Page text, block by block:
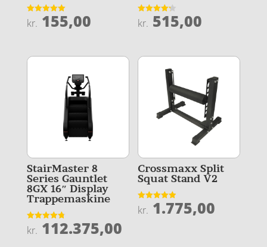
Vurderet
5
kr. 155,00
Vurderet
4.2
kr. 515,00
StairMaster 8
Series Gauntlet
8GX 16″ Display
Trappemaskine
Vurderet
4.8
kr. 112.375,00
Crossmaxx Split
Squat Stand V2
Vurderet
4.9
kr. 1.775,00